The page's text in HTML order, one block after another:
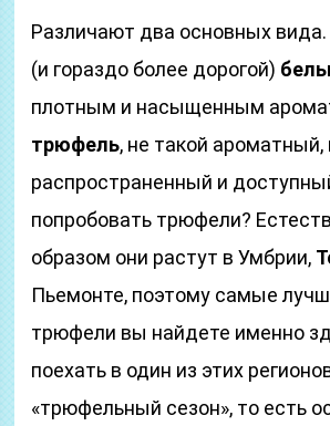
Различают два основных
(и гораздо более дорогой)
плотным и насыщенным
трюфель, не такой ароматный,
распространенный и
попробовать трюфели?
образом они растут в Умбрии,
Пьемонте, поэтому самые
трюфели вы найдете именно
поехать в один из этих
«трюфельный сезон», то есть